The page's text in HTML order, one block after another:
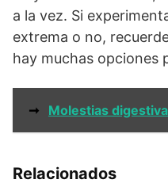
a la vez. Si
extrema o no,
hay muchas opciones
➞ Molestias
Relacionados